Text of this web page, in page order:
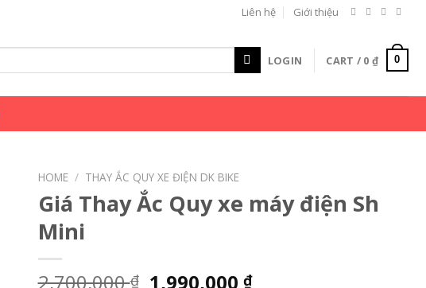
Liên hệ Giới thiệu
LOGIN CART / 0 ₫ 0
HOME / THAY ẮC QUY XE ĐIỆN DK BIKE
Giá Thay Ắc Quy xe máy điện Sh
Mini
2,700,000₫ 1,990,000 ₫